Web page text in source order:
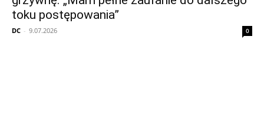
toku postępowania”
DC - 9.07.2026 0